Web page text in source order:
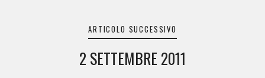
ARTICOLO SUCCESSIVO
2 SETTEMBRE 2011